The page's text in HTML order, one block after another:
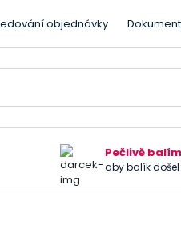
objednávky
Pečlivě
aby balík